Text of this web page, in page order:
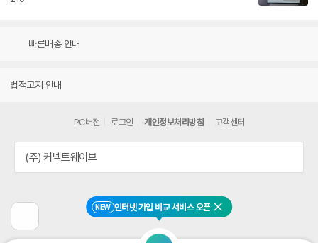
NEW 인터넷 가입 비교 서비스 오픈 닫기
빠른배송 안내
법적고지 안내
전
페
PC버전 로그인 개인정보처리방침 고객센터
(주) 커넥트웨이브